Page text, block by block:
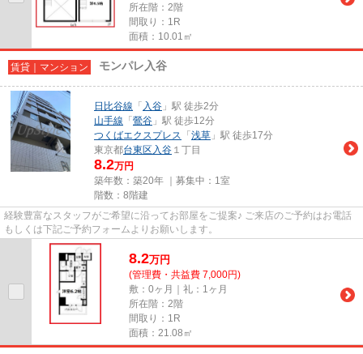
所在階：2階
間取り：1R
面積：10.01㎡
賃貸｜マンション モンパレ入谷
日比谷線 「 入谷 」駅 徒歩2分
山手線 「 鶯谷 」駅 徒歩12分
つくばエクスプレス 「 浅草 」駅 徒歩17分
東京都台東区 入谷 １丁目
8.2万円
築年数：築20年 ｜募集中： 1室
階数：8階建
経験豊富なスタッフがご希望に沿ってお部屋をご提案♪ ご来店のご予約はお電話
もしくは下記ご予約フォームよりお願いします。
8.2万円
(管理費・共益費 7,000円)
敷：0ヶ月｜礼：1ヶ月
所在階：2階
間取り：1R
面積：21.08㎡